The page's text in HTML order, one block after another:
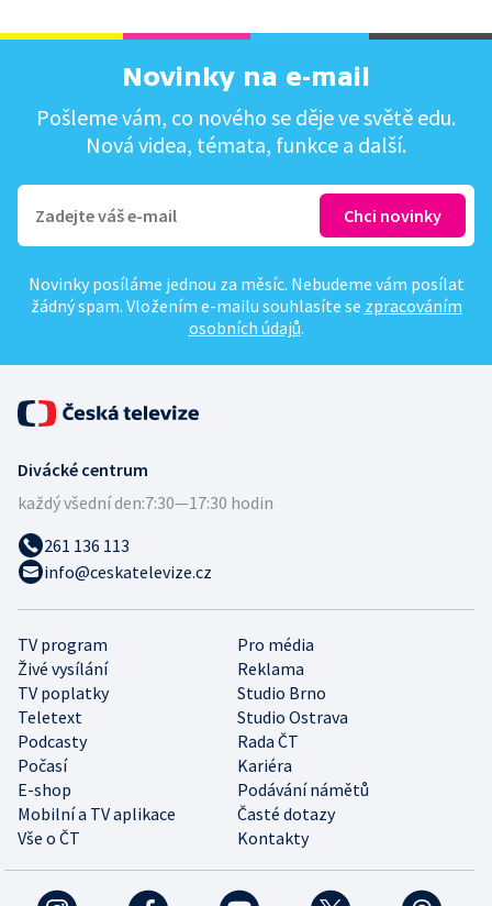
Novinky na e-mail
Pošleme vám, co nového se děje ve světě edu.
Nová videa, témata, funkce a další.
Novinky posíláme jednou za měsíc. Nebudeme vám posílat
žádný spam. Vložením e-mailu souhlasíte se zpracováním
osobních údajů.